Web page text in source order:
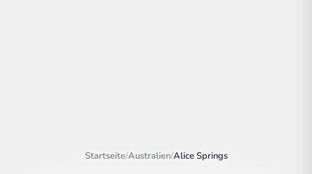
Startseite/Australien/Alice Springs